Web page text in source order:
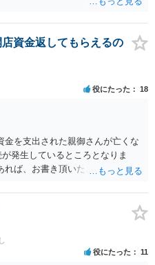
資金返してもらえるの
役にたった 18
金を支出された親御さんが亡くな
発生しているところとなりま
ば、お書き頂いたような方法で
他の相続人との協議が必要とな
にご主人から貸付ではなく贈与で
。 その場合には、貸付であるこ
ることが出来るか、というとこ
を約束するメール等です。 金額の
役にたった 11